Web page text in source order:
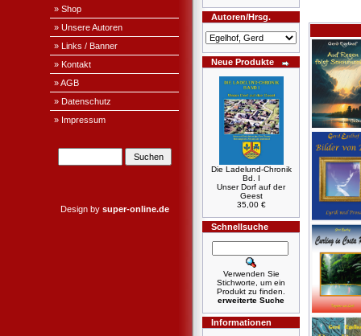
» Shop
» Unsere Autoren
» Links / Banner
» Kontakt
» AGB
» Datenschutz
» Impressum
Design by super-online.de
Autoren/Hrsg.
Neue Produkte
Die Ladelund-Chronik
Bd. I
Unser Dorf auf der
Geest
35,00 €
Schnellsuche
Verwenden Sie
Stichworte, um ein
Produkt zu finden.
erweiterte Suche
Informationen